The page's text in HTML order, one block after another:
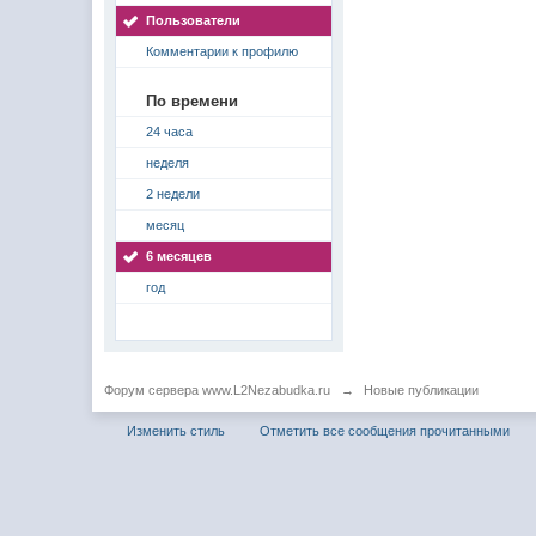
Пользователи
Комментарии к профилю
По времени
24 часа
неделя
2 недели
месяц
6 месяцев
год
Форум сервера www.L2Nezabudka.ru → Новые публикации
Изменить стиль Отметить все сообщения прочитанными